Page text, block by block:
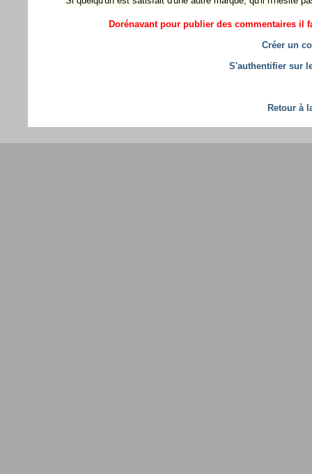
Dorénavant pour publier des commentaires il
Créer un
S'authentifier sur
Retour à